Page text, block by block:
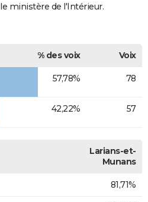
ministère de l'Intérieur.
% des voix
Voix
57,78% 78
42,22% 57
Larians-et-
Munans
81,71%